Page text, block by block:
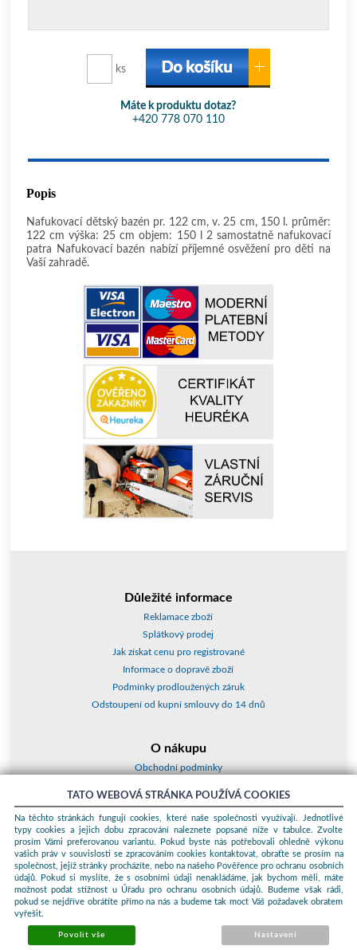
ks
Máte k produktu dotaz?
+420 778 070 110
Popis
Nafukovací dětský bazén pr. 122 cm, v. 25 cm, 150 l. průměr:
122 cm výška: 25 cm objem: 150 l 2 samostatně nafukovací
patra Nafukovací bazén nabízí příjemné osvěžení pro děti na
Vaší zahradě.
Důležité informace
Reklamace zboží
Splátkový prodej
Jak získat cenu pro registrované
Informace o dopravě zboží
Podmínky prodloužených záruk
Odstoupení od kupní smlouvy do 14 dnů
O nákupu
Obchodní podmínky
Kontakty a adresy
Essox splátky
Podle zákona o evidenci tržeb je prodávající povinen vystavit kupujícímu
účtenku. Zároveň je povinen zaevidovat přijatou tržbu u správce daně
online; v případě technického výpadku pak nejpozději do 48 hodin.
© 2026 ProKauf Komplex s.r.o. Všechna práva vyhrazena.
systems
pronájem e-shopů
TATO WEBOVÁ STRÁNKA POUŽÍVÁ COOKIES
Na těchto stránkách fungují cookies, které naše společnosti využívají. Jednotlivé
typy cookies a jejich dobu zpracování naleznete popsané níže v tabulce. Zvolte
prosím Vámi preferovanou variantu. Pokud byste nás potřebovali ohledně výkonu
vašich práv v souvislosti se zpracováním cookies kontaktovat, obraťte se prosím na
společnost, jejíž stránky procházíte, nebo na našeho Pověřence pro ochranu osobních
údajů. Pokud si myslíte, že s osobními údaji nenakládáme, jak bychom měli, máte
možnost podat stížnost u Úřadu pro ochranu osobních údajů. Budeme však rádi,
pokud se nejdříve obrátíte přímo na nás a budeme tak moct Váš požadavek obratem
vyřešit.
Povolit vše Nastavení